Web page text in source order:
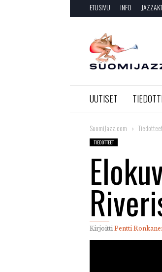
ETUSIVU INFO
SuomiJazz.com
UUTISET
SuomiJazz.com Tiedotteet
TIEDOTTEET
Kirjoitti Pentti